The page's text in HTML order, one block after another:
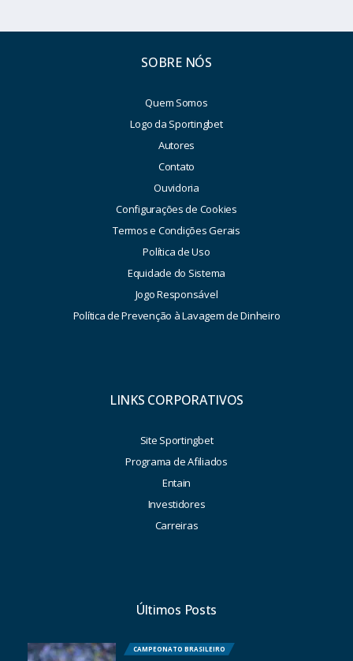
SOBRE NÓS
Quem Somos
Logo da Sportingbet
Autores
Contato
Ouvidoria
Configurações de Cookies
Termos e Condições Gerais
Política de Uso
Equidade do Sistema
Jogo Responsável
Política de Prevenção à Lavagem de Dinheiro
LINKS CORPORATIVOS
Site Sportingbet
Programa de Afiliados
Entain
Investidores
Carreiras
Últimos Posts
CAMPEONATO BRASILEIRO